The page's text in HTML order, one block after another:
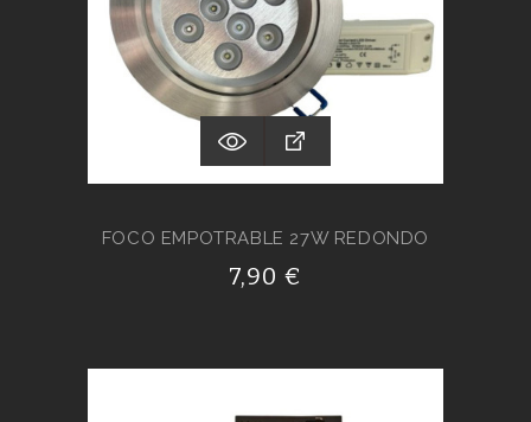
FOCO EMPOTRABLE 27W REDONDO
7,90 €